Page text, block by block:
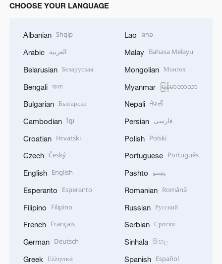
CHOOSE YOUR LANGUAGE
Albanian Shqip
Arabic العربية
Belarusian Беларуская
Bengali বাংলা
Bulgarian Български
Cambodian ខ្មែរ
Croatian Hrvatski
Czech Český
English English
Esperanto Esperanto
Filipino Filipino
French Français
German Deutsch
Greek Ελληνικά
Lao ລາວ
Malay Bahasa Melayu
Mongolian Монгол
Myanmar မြန်မာဘာသာ
Nepali नेपाली
Persian فارسی
Polish Polski
Portuguese Português
Pashto پښتو
Romanian Română
Russian Русский
Serbian Српски
Sinhala සිංහල
Spanish Español